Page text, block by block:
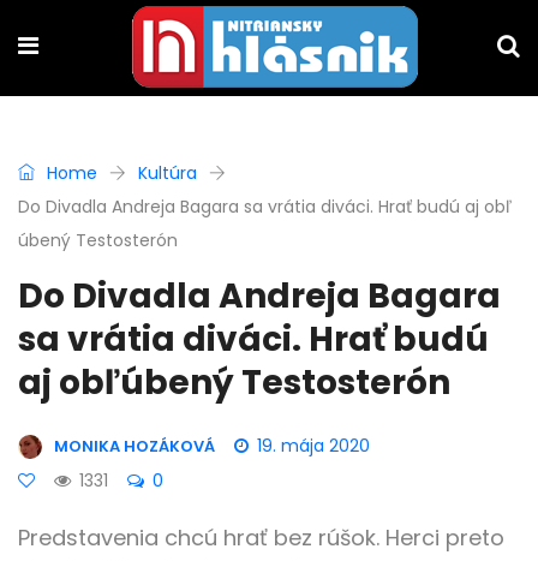
Home
Kultúra
Do Divadla Andreja Bagara sa vrátia diváci. Hrať budú aj obľ
úbený Testosterón
Do Divadla Andreja Bagara
sa vrátia diváci. Hrať budú
aj obľúbený Testosterón
MONIKA HOZÁKOVÁ
19. mája 2020
1331
0
Predstavenia chcú hrať bez rúšok. Herci preto